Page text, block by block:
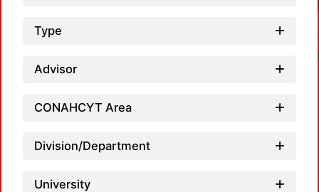
Type
Advisor
CONAHCYT Area
Division/Department
University